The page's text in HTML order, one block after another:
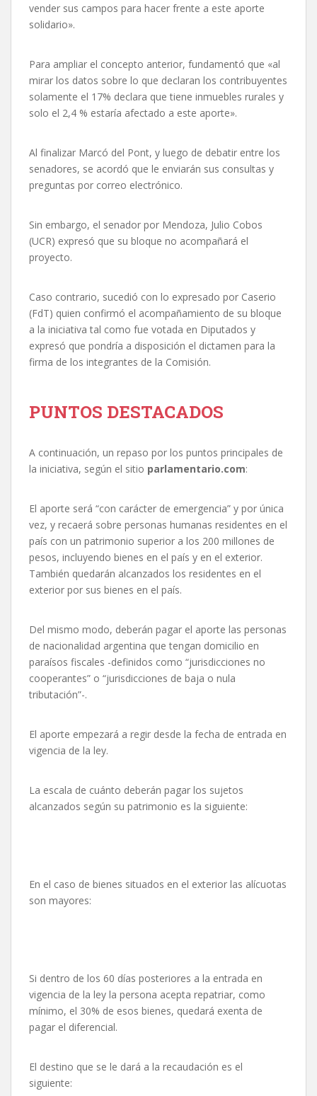
vender sus campos para hacer frente a este aporte
solidario».
Para ampliar el concepto anterior, fundamentó que «al
mirar los datos sobre lo que declaran los contribuyentes
solamente el 17% declara que tiene inmuebles rurales y
solo el 2,4 % estaría afectado a este aporte».
Al finalizar Marcó del Pont, y luego de debatir entre los
senadores, se acordó que le enviarán sus consultas y
preguntas por correo electrónico.
Sin embargo, el senador por Mendoza, Julio Cobos
(UCR) expresó que su bloque no acompañará el
proyecto.
Caso contrario, sucedió con lo expresado por Caserio
(FdT) quien confirmó el acompañamiento de su bloque
a la iniciativa tal como fue votada en Diputados y
expresó que pondría a disposición el dictamen para la
firma de los integrantes de la Comisión.
PUNTOS DESTACADOS
A continuación, un repaso por los puntos principales de
la iniciativa, según el sitio parlamentario.com:
El aporte será “con carácter de emergencia” y por única
vez, y recaerá sobre personas humanas residentes en el
país con un patrimonio superior a los 200 millones de
pesos, incluyendo bienes en el país y en el exterior.
También quedarán alcanzados los residentes en el
exterior por sus bienes en el país.
Del mismo modo, deberán pagar el aporte las personas
de nacionalidad argentina que tengan domicilio en
paraísos fiscales -definidos como “jurisdicciones no
cooperantes” o “jurisdicciones de baja o nula
tributación”-.
El aporte empezará a regir desde la fecha de entrada en
vigencia de la ley.
La escala de cuánto deberán pagar los sujetos
alcanzados según su patrimonio es la siguiente:
En el caso de bienes situados en el exterior las alícuotas
son mayores:
Si dentro de los 60 días posteriores a la entrada en
vigencia de la ley la persona acepta repatriar, como
mínimo, el 30% de esos bienes, quedará exenta de
pagar el diferencial.
El destino que se le dará a la recaudación es el
siguiente: